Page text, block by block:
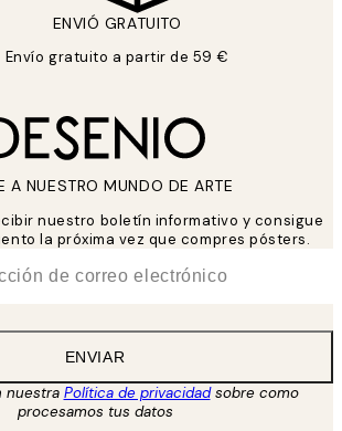
ENVIÓ GRATUITO
Envío gratuito a partir de 59 €
A NUESTRO MUNDO DE ARTE
nuestro boletín informativo y consigue
la próxima vez que compres pósters.
ENVIAR
nuestra Política de privacidadsobre como
procesamos tus datos